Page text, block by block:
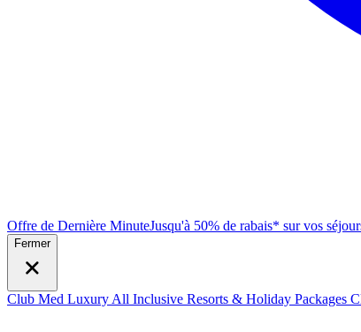
Offre de Dernière MinuteJusqu'à 50% de rabais* sur vos
Fermer
Club Med Luxury All Inclusive Resorts & Holiday Packages